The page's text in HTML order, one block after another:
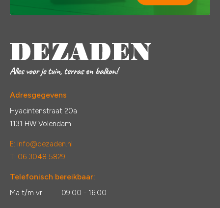
Adresgegevens
Hyacintenstraat 20a
1131 HW Volendam
E: info@dezaden.nl
T: 06 3048 5829
Telefonisch bereikbaar:
Ma t/m vr: 09:00 - 16:00